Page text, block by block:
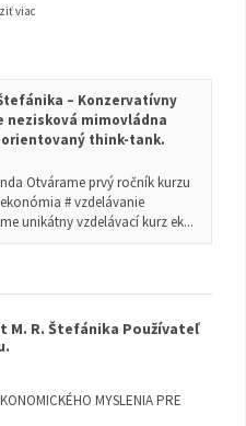
viac
– Konzervatívny
nezisková mimovládna
think-tank.
Otvárame prvý ročník kurzu
# vzdelávanie
unikátny vzdelávací kurz ek...
M. R. Štefánika Používateľ
MYSLENIA PRE